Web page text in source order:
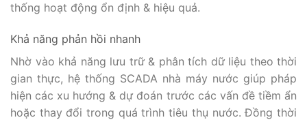
thống hoạt động ổn định & hiệu quả.
Khả năng phản hồi nhanh
Nhờ vào khả năng lưu trữ & phân tích dữ liệu theo thời
gian thực, hệ thống SCADA nhà máy nước giúp pháp
hiện các xu hướng & dự đoán trước các vấn đề tiềm ẩn
hoặc thay đổi trong quá trình tiêu thụ nước. Đồng thời